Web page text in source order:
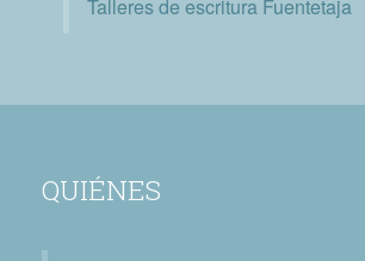
Talleres de escritura Fuentetaja
QUIÉNES